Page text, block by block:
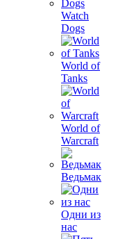
Watch
Dogs
World of
Tanks
World of
Warcraft
Ведьмак
Одни из
нас